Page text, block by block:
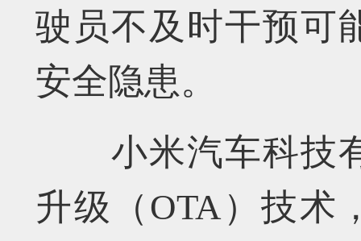
驶员不及时干预可
安全隐患。
小米汽车科技有
升级（OTA）技术